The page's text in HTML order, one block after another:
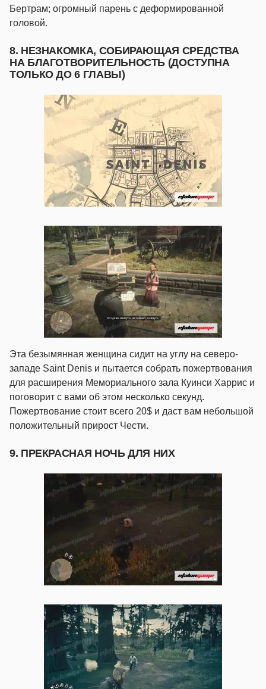
Бертрам; огромный парень с деформированной
головой.
8. НЕЗНАКОМКА, СОБИРАЮЩАЯ СРЕДСТВА
НА БЛАГОТВОРИТЕЛЬНОСТЬ (ДОСТУПНА
ТОЛЬКО ДО 6 ГЛАВЫ)
Эта безымянная женщина сидит на углу на северо-
западе Saint Denis и пытается собрать пожертвования
для расширения Мемориального зала Куинси Харрис и
поговорит с вами об этом несколько секунд.
Пожертвование стоит всего 20$ и даст вам небольшой
положительный прирост Чести.
9. ПРЕКРАСНАЯ НОЧЬ ДЛЯ НИХ